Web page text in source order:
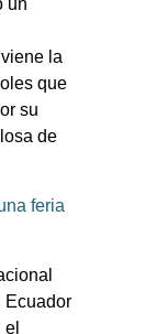
la
que
su
de
feria
Ecuador